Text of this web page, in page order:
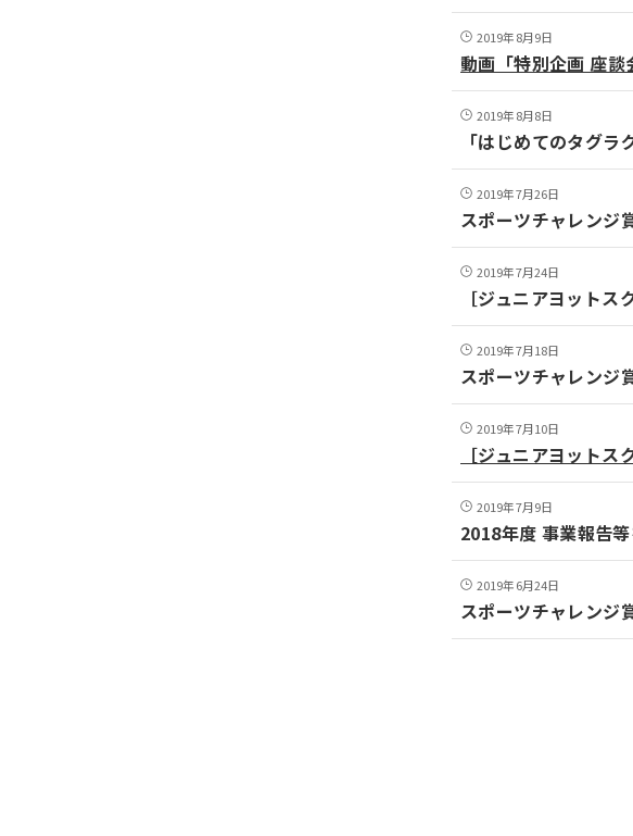
2019年8月9日
動画「特別企画 座
2019年8月8日
「はじめてのタグ
2019年7月26日
スポーツチャレンジ
2019年7月24日
［ジュニアヨット
2019年7月18日
スポーツチャレンジ
2019年7月10日
［ジュニアヨット
2019年7月9日
2018年度 事業報告
2019年6月24日
スポーツチャレンジ